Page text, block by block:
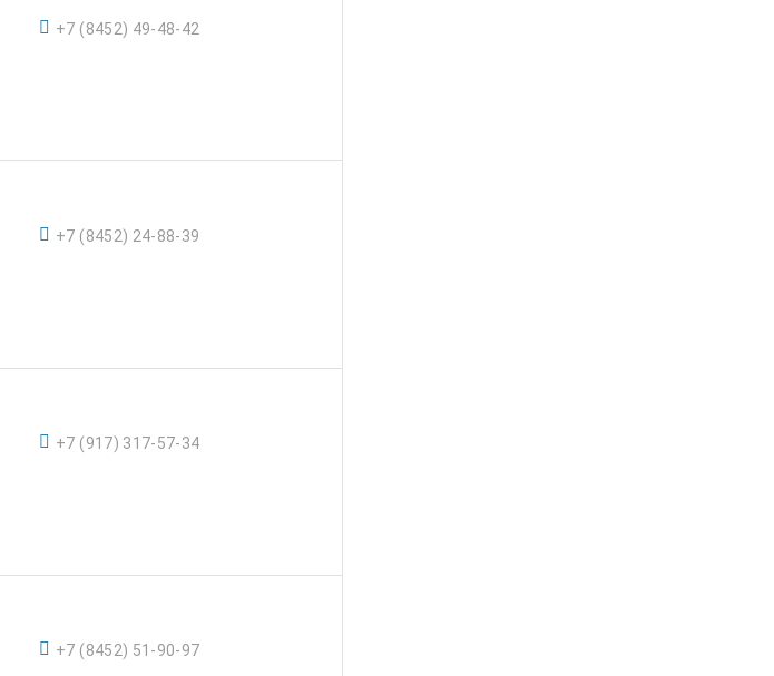
+7 (8452) 49-48-42
+7 (8452) 24-88-39
+7 (917) 317-57-34
+7 (8452) 51-90-97